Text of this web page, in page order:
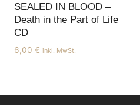
SEALED IN BLOOD –
Death in the Part of Life
CD
6,00 € inkl. MwSt.